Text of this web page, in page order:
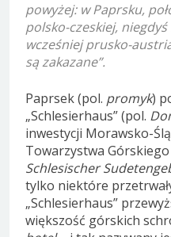
powyżej: w Paprsku,
polsko-czeskiej,
wcześniej prusko-
są zakazane”.
Paprsek (pol. promyk)
„Schlesierhaus” (pol.
inwestycji Morawsko-
Towarzystwa Górskiego
Schlesischer
tylko niektóre
„Schlesierhaus”
większość górskich